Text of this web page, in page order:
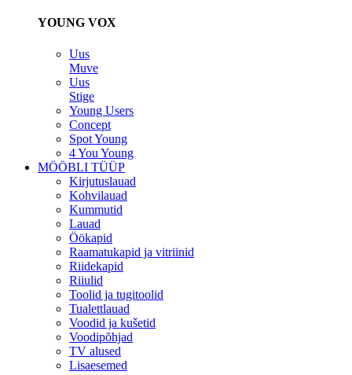
YOUNG VOX
Uus
Muve
Uus
Stige
Young Users
Concept
Spot Young
4 You Young
MÖÖBLI TÜÜP
Kirjutuslauad
Kohvilauad
Kummutid
Lauad
Öökapid
Raamatukapid ja vitriinid
Riidekapid
Riiulid
Toolid ja tugitoolid
Tualettlauad
Voodid ja kušetid
Voodipõhjad
TV alused
Lisaesemed